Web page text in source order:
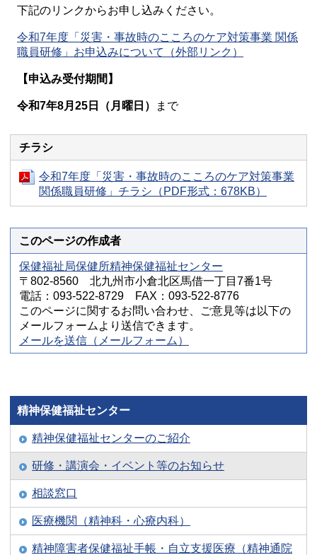
下記のリンクからお申し込みください。
令和7年度「災害・事故時のこころのケア対策事業 関係
職員研修」お申込みについて（外部リンク）
【申込み受付期間】
令和7年8月25日（月曜日） まで
チラシ
令和7年度「災害・事故時のこころのケア対策事業
関係職員研修」チラシ（PDF形式：678KB）
このページの作成者
保健福祉局保健所精神保健福祉センター
〒802-8560 北九州市小倉北区馬借一丁目7番1号
電話：093-522-8729 FAX：093-522-8776
このページに関するお問い合わせ、ご意見等は以下の
メールフォームより送信できます。
メールを送信（メールフォーム）
精神保健福祉センター
精神保健福祉センターのご紹介
研修・講演会・イベント等のお知らせ
相談窓口
医療機関（精神科・心療内科）
精神障害者保健福祉手帳・自立支援医療（精神通院